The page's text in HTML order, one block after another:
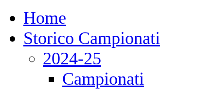
Home
Storico Campionati
2024-25
Campionati